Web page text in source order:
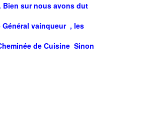
Bien sur nous avons dut
Général vainqueur , les
de Cuisine Sinon